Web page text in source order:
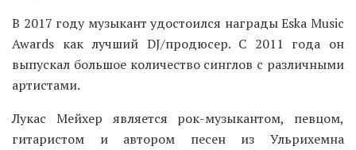
В 2017 году музыкант удостоился награды Eska Music
Awards как лучший DJ/продюсер. С 2011 года он
выпускал большое количество синглов с различными
артистами.
Лукас Мейхер является рок-музыкантом, певцом,
гитаристом и автором песен из Ульрихемна